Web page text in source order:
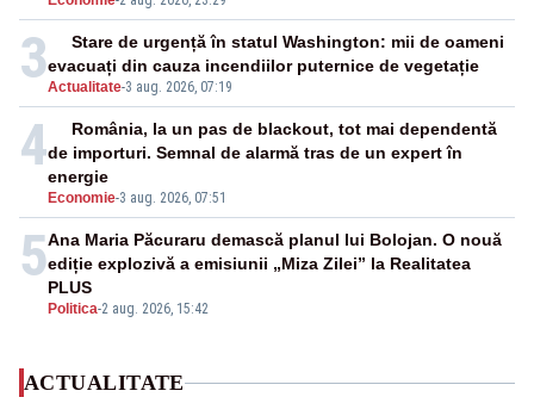
3Actualitate-3 aug. 2026, 07:19
Stare de urgență în statul Washington: mii de oameni
evacuați din cauza incendiilor puternice de vegetație
4
Economie-3 aug. 2026, 07:51
România, la un pas de blackout, tot mai dependentă
de importuri. Semnal de alarmă tras de un expert în
energie
5
Politica-2 aug. 2026, 15:42
Ana Maria Păcuraru demască planul lui Bolojan. O nouă
ediție explozivă a emisiunii „Miza Zilei” la Realitatea
PLUS
ACTUALITATE